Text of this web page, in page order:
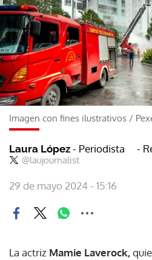
Imagen con fines ilustrativos /
Laura López - Periodista
@laujournalist
-
29 de mayo 2024 - 15:16
La actriz Mamie Laverock,